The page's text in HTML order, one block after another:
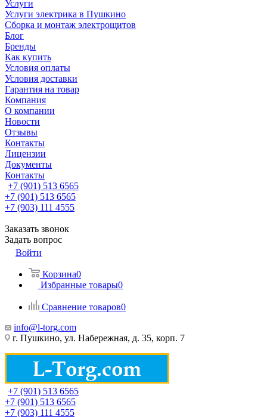
Услуги
Услуги электрика в Пушкино
Сборка и монтаж электрощитов
Блог
Бренды
Как купить
Условия оплаты
Условия доставки
Гарантия на товар
Компания
О компании
Новости
Отзывы
Контакты
Лицензии
Документы
Контакты
+7 (901) 513 6565
+7 (901) 513 6565
+7 (903) 111 4555
Заказать звонок
Задать вопрос
Войти
Корзина0
Избранные товары0
Сравнение товаров0
info@l-torg.com
г. Пушкино, ул. Набережная, д. 35, корп. 7
+7 (901) 513 6565
+7 (901) 513 6565
+7 (903) 111 4555